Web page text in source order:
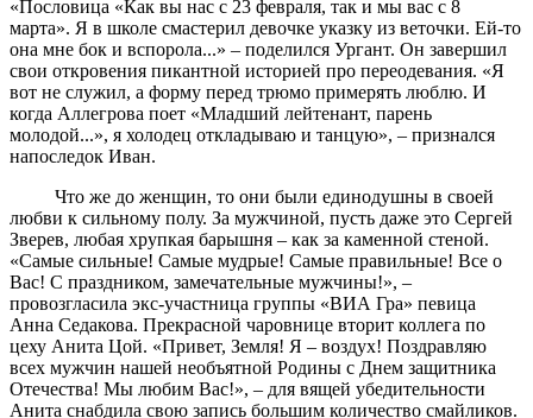
«Пословица «Как вы нас с 23 февраля, так и мы вас с 8
марта». Я в школе смастерил девочке указку из веточки. Ей-то
она мне бок и вспорола...» – поделился Ургант. Он завершил
свои откровения пикантной историей про переодевания. «Я
вот не служил, а форму перед трюмо примерять люблю. И
когда Аллегрова поет «Младший лейтенант, парень
молодой...», я холодец откладываю и танцую», – признался
напоследок Иван.
Что же до женщин, то они были единодушны в своей
любви к сильному полу. За мужчиной, пусть даже это Сергей
Зверев, любая хрупкая барышня – как за каменной стеной.
«Самые сильные! Самые мудрые! Самые правильные! Все о
Вас! С праздником, замечательные мужчины!», –
провозгласила экс-участница группы «ВИА Гра» певица
Анна Седакова. Прекрасной чаровнице вторит коллега по
цеху Анита Цой. «Привет, Земля! Я – воздух! Поздравляю
всех мужчин нашей необъятной Родины с Днем защитника
Отечества! Мы любим Вас!», – для вящей убедительности
Анита снабдила свою запись большим количество смайликов.